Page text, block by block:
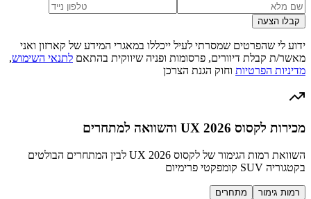
קבלו הצעה
ידוע לי שהפרטים שמסרתי לעיל ייכללו במאגרי המידע של קארזון ואני
מאשר/ת קבלת דיוורים, פרסומות ופניה שיווקית בהתאם לתנאי השימוש,
מדיניות הפרטיות וחוק הגנת הצרכן
מכירות לקסוס UX 2026 והשוואה למתחרים
השוואת רמות הגימור של לקסוס UX 2026 לבין המתחרים הבולטים
בקטגוריה SUV קומפקטי פרימיום
רמות גימור מתחרים